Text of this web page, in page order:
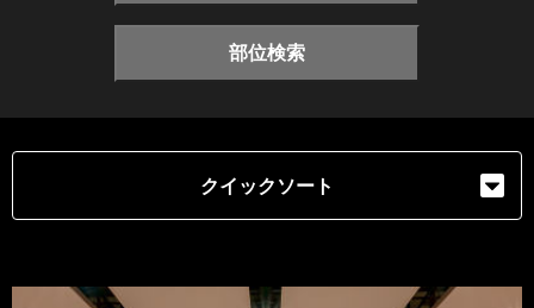
部位検索
クイックソート